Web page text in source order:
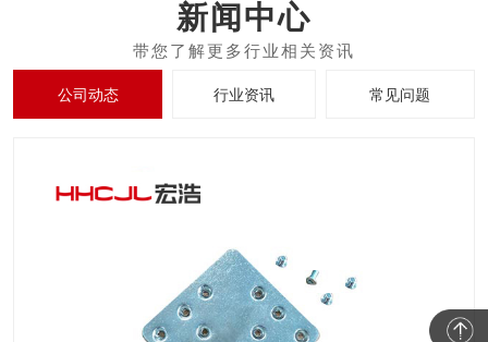
新闻中心
公司动态 行业资讯 常见问题